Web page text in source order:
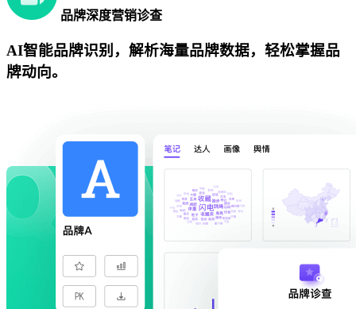
品牌深度营销诊查
AI智能品牌识别，解析海量品牌数据，轻松掌握品
牌动向。